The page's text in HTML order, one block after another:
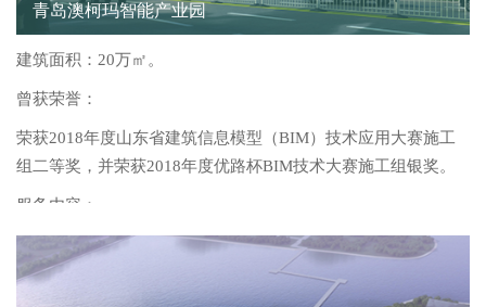
青岛澳柯玛智能产业园
建筑面积：20万㎡。
曾获荣誉：
荣获2018年度山东省建筑信息模型（BIM）技术应用大赛施工
组二等奖，并荣获2018年度优路杯BIM技术大赛施工组银奖。
服务内容：
BIM实施方案定制、BIM标准体系定制、BIM管理体系定制、
全专业BIM建模、机电管线综合深化、机电管线综合出图、机
电与精装修配合、BIM云协同平台部署与培训、BIM竣工信息